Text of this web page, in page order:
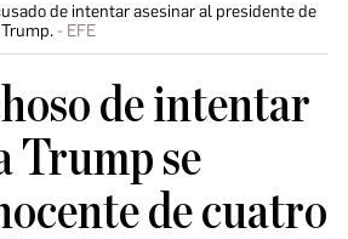
de intentar asesinar al presidente de
EFE
de intentar
Trump se
de cuatro